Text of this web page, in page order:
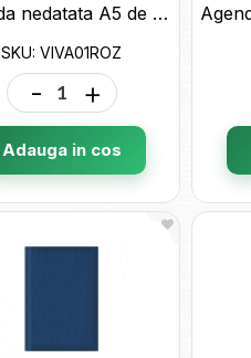
Agenda nedatata A5 de lux Viva Arles Roz VIVA01ROZ
SKU: VIVA01ROZ
- +
Adauga in cos